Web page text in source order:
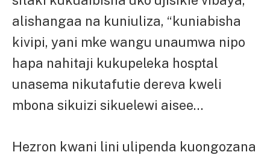
alishangaa na kuniuliza, “kuniabisha
kivipi, yani mke wangu unaumwa nipo
hapa nahitaji kukupeleka hosptal
unasema nikutafutie dereva kweli
mbona sikuizi sikuelewi aisee…
Hezron kwani lini ulipenda kuongozana